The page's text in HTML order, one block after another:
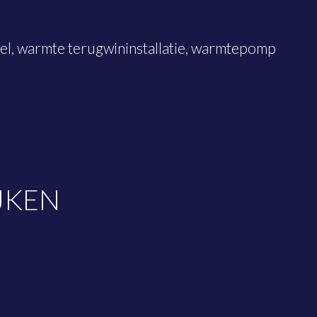
warmte terugwininstallatie, warmtepomp